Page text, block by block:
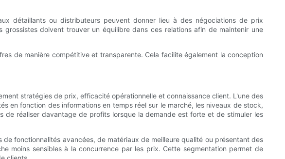
détaillants ou distributeurs peuvent donner lieu à des négociations de prix
doivent trouver un équilibre dans ces relations afin de maintenir une
de manière compétitive et transparente. Cela facilite également la conception
stratégies de prix, efficacité opérationnelle et connaissance client. L'une des
en fonction des informations en temps réel sur le marché, les niveaux de stock,
réaliser davantage de profits lorsque la demande est forte et de stimuler les
fonctionnalités avancées, de matériaux de meilleure qualité ou présentant des
moins sensibles à la concurrence par les prix. Cette segmentation permet de